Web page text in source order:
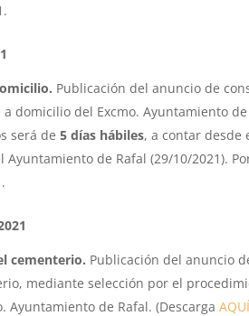
Publicación del anuncio de
domicilio del Excmo. Ayuntamiento
será de5 días hábiles, a contar desde
Ayuntamiento de Rafal (29/10/2021).
.
cementerio. Publicación del anuncio
mediante selección por el
Ayuntamiento de Rafal. (Descarga